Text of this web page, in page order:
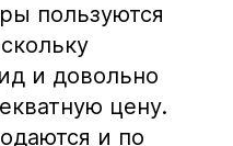
пользуются
и довольно
цену.
и по